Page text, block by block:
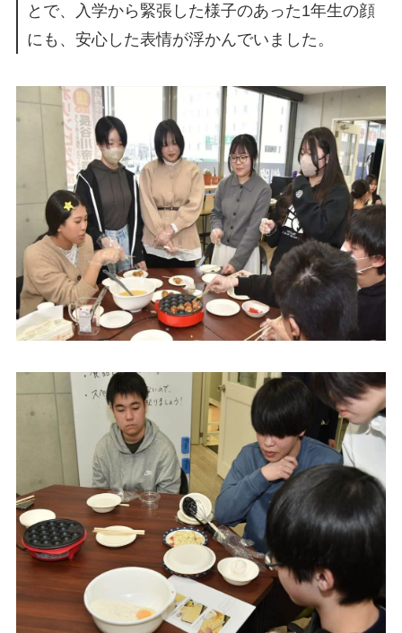
とで、入学から緊張した様子のあった1年生の顔
にも、安心した表情が浮かんでいました。